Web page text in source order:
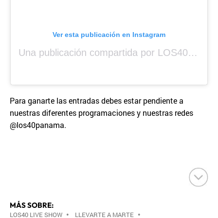
Ver esta publicación en Instagram
Una publicación compartida por LOS40 Panamá (@los40panama)
Para ganarte las entradas debes estar pendiente a
nuestras diferentes programaciones y nuestras redes
@los40panama.
MÁS SOBRE:
LOS40 LIVE SHOW • LLEVARTE A MARTE •